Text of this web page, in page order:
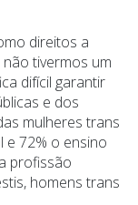
direitos a
tivermos um
difícil garantir
e dos
mulheres trans
e 72% o ensino
profissão
homens trans